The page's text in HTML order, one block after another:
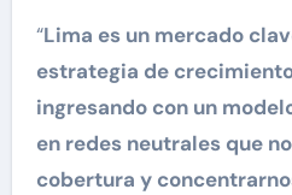
“Lima es un mercado
estrategia de
ingresando con un
en redes neutrales que
cobertura y